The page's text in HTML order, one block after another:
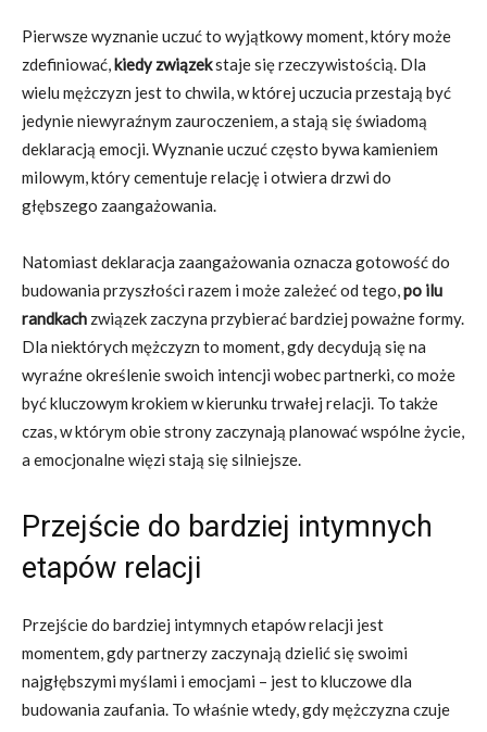
Pierwsze wyznanie uczuć to wyjątkowy moment, który może
zdefiniować,kiedy związekstaje się rzeczywistością. Dla
wielu mężczyzn jest to chwila, w której uczucia przestają być
jedynie niewyraźnym zauroczeniem, a stają się świadomą
deklaracją emocji. Wyznanie uczuć często bywa kamieniem
milowym, który cementuje relację i otwiera drzwi do
głębszego zaangażowania.
Natomiast deklaracja zaangażowania oznacza gotowość do
budowania przyszłości razem i może zależeć od tego,po ilu
randkach związek zaczyna przybierać bardziej poważne formy.
Dla niektórych mężczyzn to moment, gdy decydują się na
wyraźne określenie swoich intencji wobec partnerki, co może
być kluczowym krokiem w kierunku trwałej relacji. To także
czas, w którym obie strony zaczynają planować wspólne życie,
a emocjonalne więzi stają się silniejsze.
Przejście do bardziej intymnych
etapów relacji
Przejście do bardziej intymnych etapów relacji jest
momentem, gdy partnerzy zaczynają dzielić się swoimi
najgłębszymi myślami i emocjami – jest to kluczowe dla
budowania zaufania. To właśnie wtedy, gdy mężczyzna czuje